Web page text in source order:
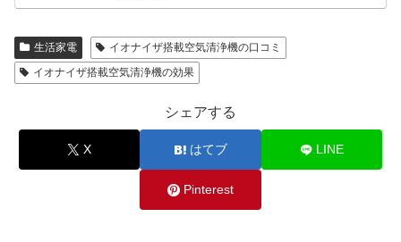
生活家電
イオナイザ搭載空気清浄機の口コミ
イオナイザ搭載空気清浄機の効果
シェアする
X はてブ LINE
Pinterest